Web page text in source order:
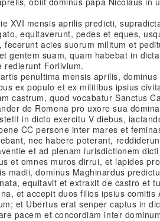
XVI mensis aprilis predicti,
equitaverunt, pedes et eques,
fecerunt acies suorum militum et
gentem suam, quam habebat in
redierunt Forlivium.
penultima mensis aprilis,
ex populo et ex militibus ipsius
castrum, quod vocabatur Sanctus
de Romena pro uxore sua
in dicto exercitu V diebus,
CC persone inter mares et
nec habere poterant,
et ad plenam iurisdictionem
et omnes muros dirrui, et lapides
madii, dominus Maghinardus
equitavit et extraxit de castro et
et accepit duos filios ipsius
et Ubertus erat senper captus in
pacem et concordiam inter